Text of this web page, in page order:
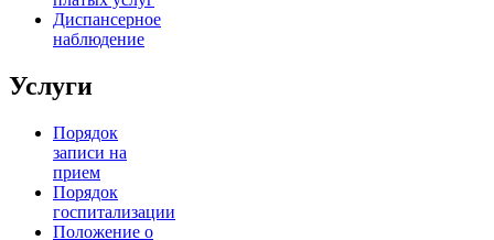
Диспансерное
наблюдение
Услуги
Порядок
записи на
прием
Порядок
госпитализации
Положение о